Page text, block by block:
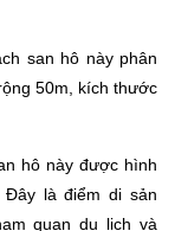
san hô này phân
50m, kích thước
hô này được hình
Đây là điểm di sản
quan du lịch và